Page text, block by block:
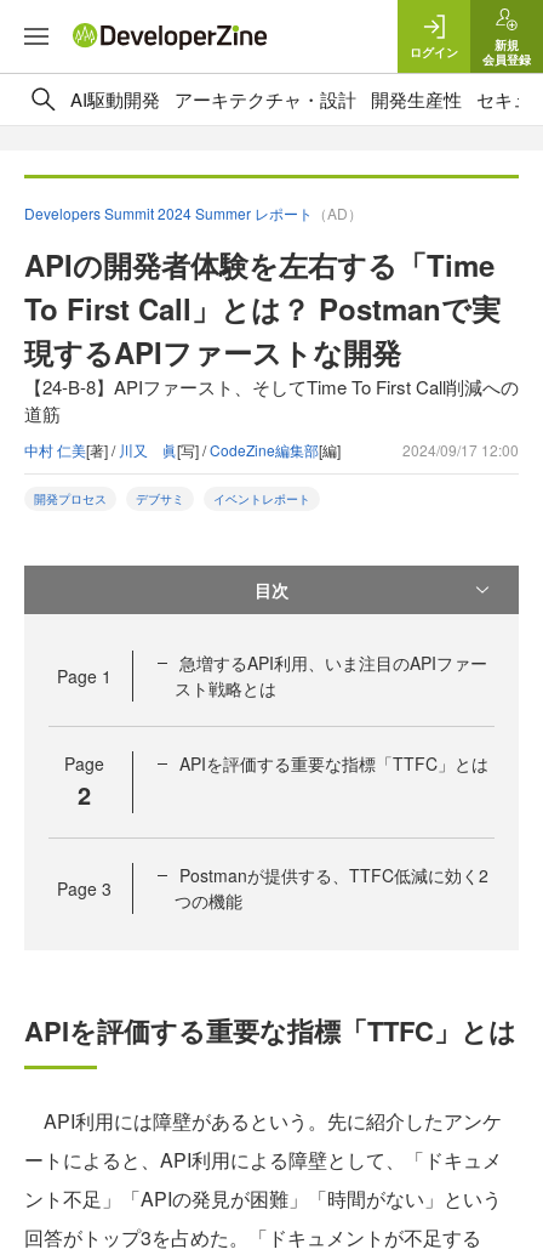
ログイン
新規
会員登録
AI駆動開発 アーキテクチャ・設計 開発生産性 セキュ
Developers Summit 2024 Summer レポート （AD）
APIの開発者体験を左右する「Time
To First Call」とは？ Postmanで実
現するAPIファーストな開発
【24-B-8】APIファースト、そしてTime To First Call削減への
道筋
中村 仁美[著] / 川又 眞[写] /CodeZine編集部[編] 2024/09/17 12:00
開発プロセス デブサミ イベントレポート
目次
Page 1
急増するAPI利用、いま注目のAPIファー
スト戦略とは
Page
2
APIを評価する重要な指標「TTFC」とは
Page 3
Postmanが提供する、TTFC低減に効く2
つの機能
APIを評価する重要な指標「TTFC」とは
API利用には障壁があるという。先に紹介したアンケ
ートによると、API利用による障壁として、「ドキュメ
ント不足」「APIの発見が困難」「時間がない」という
回答がトップ3を占めた。「ドキュメントが不足する